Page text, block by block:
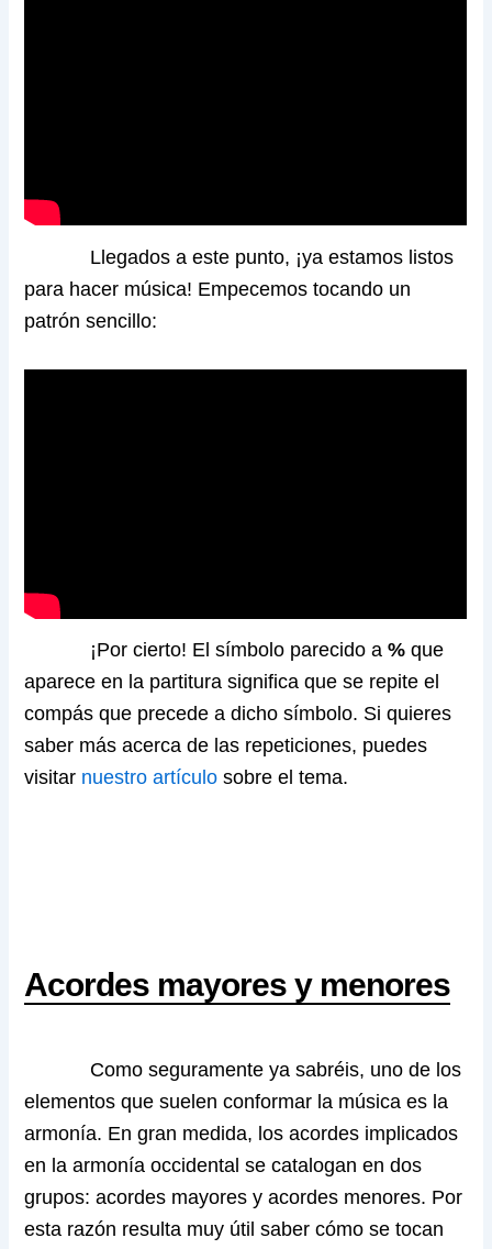
Llegados a este punto, ¡ya estamos listos
para hacer música! Empecemos tocando un
patrón sencillo:
¡Por cierto! El símbolo parecido a% que
aparece en la partitura significa que se repite el
compás que precede a dicho símbolo. Si quieres
saber más acerca de las repeticiones, puedes
visitar nuestro artículo sobre el tema.
Acordes mayores y menores
Como seguramente ya sabréis, uno de los
elementos que suelen conformar la música es la
armonía. En gran medida, los acordes implicados
en la armonía occidental se catalogan en dos
grupos: acordes mayores y acordes menores. Por
esta razón resulta muy útil saber cómo se tocan